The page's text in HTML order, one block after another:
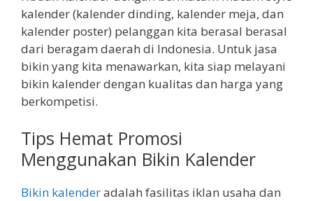
kalender (kalender dinding, kalender meja, dan
kalender poster) pelanggan kita berasal berasal
dari beragam daerah di Indonesia. Untuk jasa
bikin yang kita menawarkan, kita siap melayani
bikin kalender dengan kualitas dan harga yang
berkompetisi.
Tips Hemat Promosi
Menggunakan Bikin Kalender
Bikin kalenderadalah fasilitas iklan usaha dan